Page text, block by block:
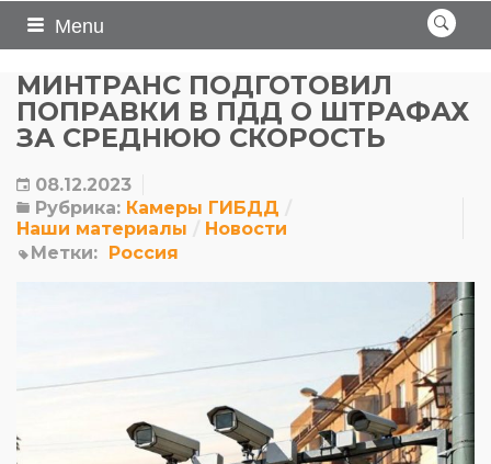
Menu
МИНТРАНС ПОДГОТОВИЛ
ПОПРАВКИ В ПДД О ШТРАФАХ
ЗА СРЕДНЮЮ СКОРОСТЬ
08.12.2023
Рубрика: Камеры ГИБДД
Наши материалы
Новости
Метки: Россия